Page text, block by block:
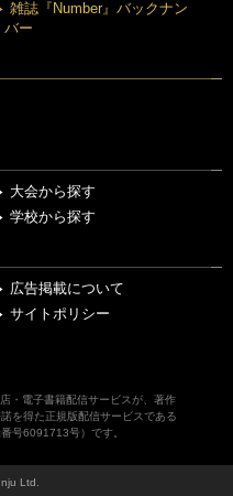
雑誌『Number』バックナン
バー
大会から探す
学校から探す
広告掲載について
サイトポリシー
・電子書籍配信サービスが、著作
を得た正規版配信サービスである
号6091713号）です。
Ltd.